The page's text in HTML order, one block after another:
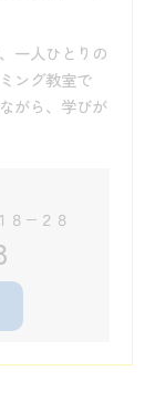
一人ひとりの
ング教室で
がら、学びが
８−２８